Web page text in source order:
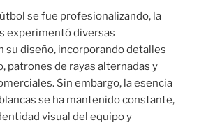
se fue profesionalizando, la
experimentó diversas
su diseño, incorporando detalles
patrones de rayas alternadas y
Sin embargo, la esencia
se ha mantenido constante,
visual del equipo y